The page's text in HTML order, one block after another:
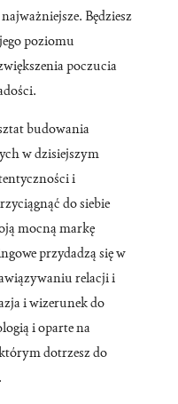
Będziesz
poziomu
poczucia
budowania
w dzisiejszym
i
do siebie
mocną markę
przydadzą się w
relacji i
i wizerunek do
i oparte na
dotrzesz do